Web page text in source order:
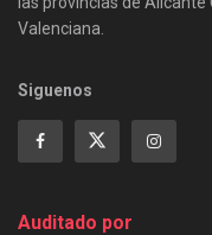
Valenciana.
Siguenos
Auditado por